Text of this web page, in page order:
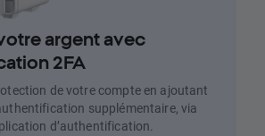
argent avec
2FA
de votre compte en ajoutant
supplémentaire, via
d’authentification.